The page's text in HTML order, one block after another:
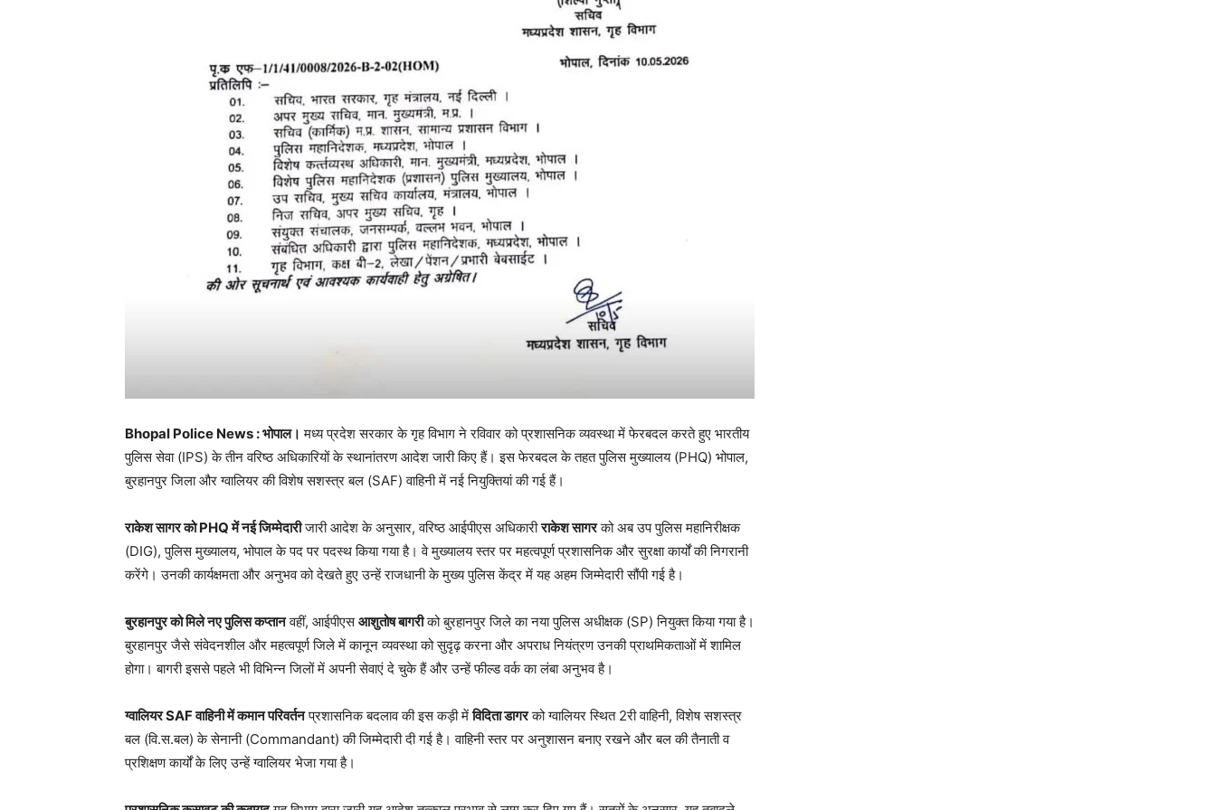
Bhopal Police News : भोपाल। मध्य प्रदेश सरकार के गृह विभाग ने रविवार को प्रशासनिक व्यवस्था में फेरबदल करते हुए भारतीय
पुलिस सेवा (IPS) के तीन वरिष्ठ अधिकारियों के स्थानांतरण आदेश जारी किए हैं। इस फेरबदल के तहत पुलिस मुख्यालय (PHQ) भोपाल,
बुरहानपुर जिला और ग्वालियर की विशेष सशस्त्र बल (SAF) वाहिनी में नई नियुक्तियां की गई हैं।
राकेश सागर को PHQ में नई जिम्मेदारीजारी आदेश के अनुसार, वरिष्ठ आईपीएस अधिकारीराकेश सागरको अब उप पुलिस महानिरीक्षक
(DIG), पुलिस मुख्यालय, भोपाल के पद पर पदस्थ किया गया है। वे मुख्यालय स्तर पर महत्वपूर्ण प्रशासनिक और सुरक्षा कार्यों की निगरानी
करेंगे। उनकी कार्यक्षमता और अनुभव को देखते हुए उन्हें राजधानी के मुख्य पुलिस केंद्र में यह अहम जिम्मेदारी सौंपी गई है।
बुरहानपुर को मिले नए पुलिस कप्तानवहीं, आईपीएसआशुतोष बागरीको बुरहानपुर जिले का नया पुलिस अधीक्षक (SP) नियुक्त किया गया है।
बुरहानपुर जैसे संवेदनशील और महत्वपूर्ण जिले में कानून व्यवस्था को सुदृढ़ करना और अपराध नियंत्रण उनकी प्राथमिकताओं में शामिल
होगा। बागरी इससे पहले भी विभिन्न जिलों में अपनी सेवाएं दे चुके हैं और उन्हें फील्ड वर्क का लंबा अनुभव है।
ग्वालियर SAF वाहिनी में कमान परिवर्तनप्रशासनिक बदलाव की इस कड़ी मेंविदिता डागरको ग्वालियर स्थित 2री वाहिनी, विशेष सशस्त्र
बल (वि.स.बल) के सेनानी (Commandant) की जिम्मेदारी दी गई है। वाहिनी स्तर पर अनुशासन बनाए रखने और बल की तैनाती व
प्रशिक्षण कार्यों के लिए उन्हें ग्वालियर भेजा गया है।